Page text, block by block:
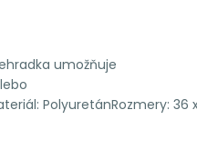
umožňuje
PolyuretánRozmery: 36